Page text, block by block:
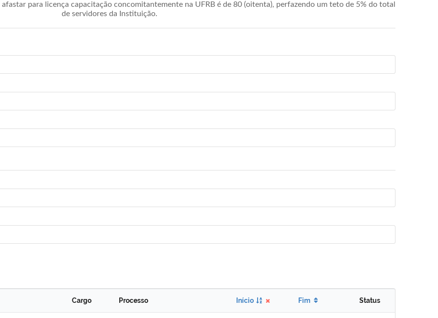
para licença capacitação concomitantemente na UFRB é de 80 (oitenta), perfazendo um teto de 5% do total
de servidores da Instituição.
Cargo Processo Início Fim Status